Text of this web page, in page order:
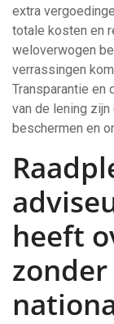
extra
totale kosten en
weloverwogen
verrassingen
Transparantie en
van de lening
beschermen en
heeft